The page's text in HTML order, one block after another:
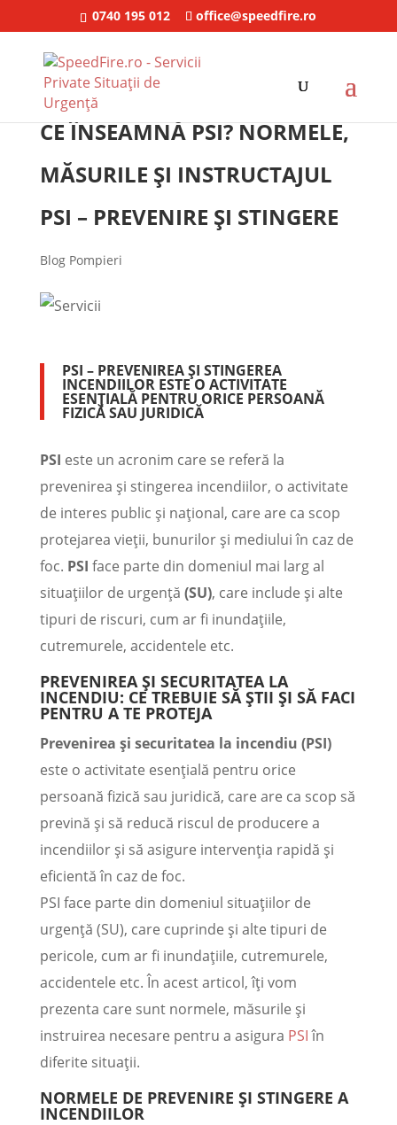
0740 195 012 office@speedfire.ro
CE ÎNSEAMNĂ PSI? NORMELE,
MĂSURILE ŞI INSTRUCTAJUL
PSI – PREVENIRE ȘI STINGERE
Blog Pompieri
PSI – PREVENIREA ȘI STINGEREA
INCENDIILOR ESTE O ACTIVITATE
ESENȚIALĂ PENTRU ORICE PERSOANĂ
FIZICĂ SAU JURIDICĂ
PSI este un acronim care se referă la
prevenirea și stingerea incendiilor, o activitate
de interes public și național, care are ca scop
protejarea vieții, bunurilor și mediului în caz de
foc. PSI face parte din domeniul mai larg al
situațiilor de urgență (SU), care include și alte
tipuri de riscuri, cum ar fi inundațiile,
cutremurele, accidentele etc.
PREVENIREA ȘI SECURITATEA LA
INCENDIU: CE TREBUIE SĂ ȘTII ȘI SĂ FACI
PENTRU A TE PROTEJA
Prevenirea și securitatea la incendiu (PSI)
este o activitate esențială pentru orice
persoană fizică sau juridică, care are ca scop să
prevină și să reducă riscul de producere a
incendiilor și să asigure intervenția rapidă și
eficientă în caz de foc.
PSI face parte din domeniul situațiilor de
urgență (SU), care cuprinde și alte tipuri de
pericole, cum ar fi inundațiile, cutremurele,
accidentele etc. În acest articol, îți vom
prezenta care sunt normele, măsurile și
instruirea necesare pentru a asigura PSIîn
diferite situații.
NORMELE DE PREVENIRE ȘI STINGERE A
INCENDIILOR